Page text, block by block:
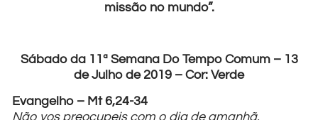
missão no mundo”.
Sábado da 11ª Semana Do Tempo Comum – 13
de Julho de 2019 – Cor: Verde
Evangelho – Mt 6,24-34
Não vos preocupeis com o dia de amanhã.